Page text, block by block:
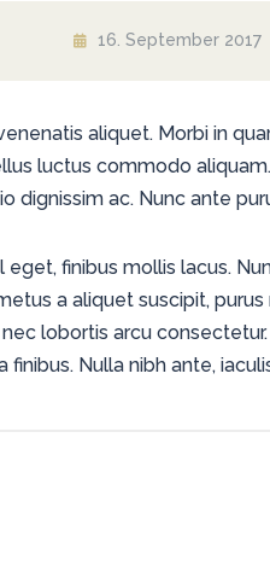
16. September 2017
aliquet. Morbi in
luctus commodo
dignissim ac. Nunc ante
finibus mollis lacus.
a aliquet suscipit,
lobortis arcu
Nulla nibh ante,